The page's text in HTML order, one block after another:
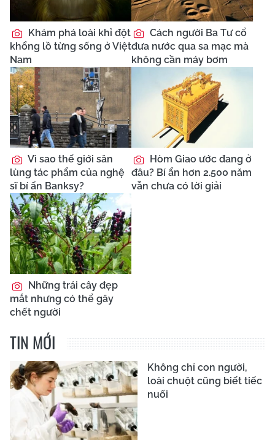
Khám phá loài khỉ đột
khổng lồ từng sống ở Việt
Nam
Cách người Ba Tư cổ
đưa nước qua sa mạc mà
không cần máy bơm
Vì sao thế giới săn
lùng tác phẩm của nghệ
sĩ bí ẩn Banksy?
Hòm Giao ước đang ở
đâu? Bí ẩn hơn 2.500 năm
vẫn chưa có lời giải
Những trái cây đẹp
mắt nhưng có thể gây
chết người
TIN MỚI
Không chỉ con người,
loài chuột cũng biết tiếc
nuối